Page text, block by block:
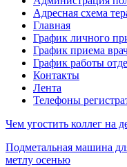
Адресная схема
Главная
График личного
График приема
График работы
Контакты
Лента
Телефоны
Чем угостить коллег на
Подметальная машина
метлу осенью